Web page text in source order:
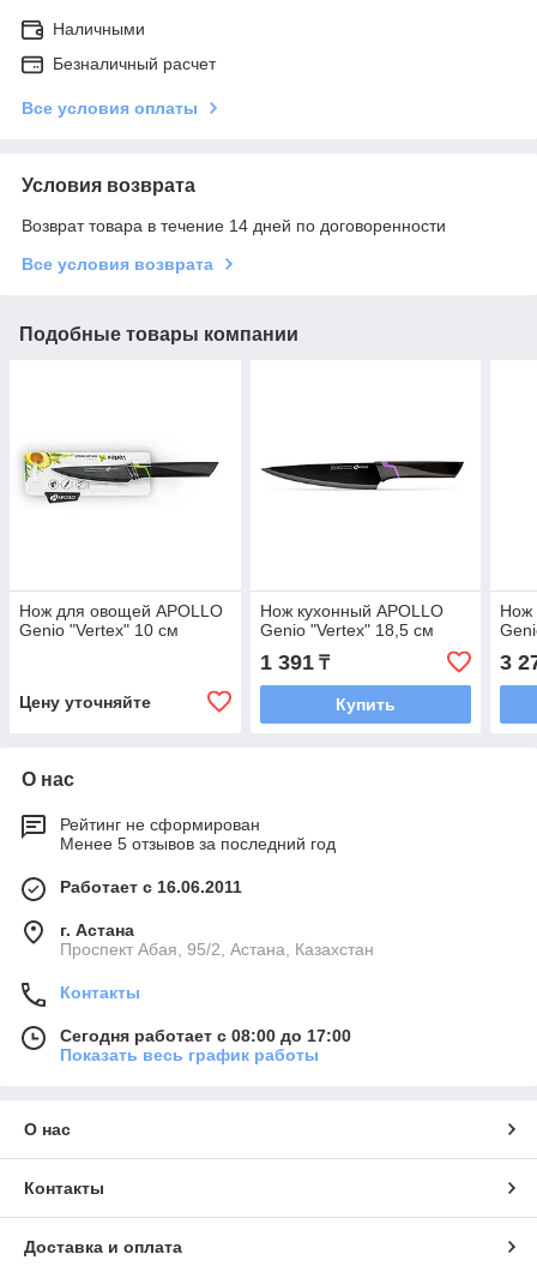
Наличными
Безналичный расчет
Все условия оплаты
Условия возврата
Возврат товара в течение 14 дней по договоренности
Все условия возврата
Подобные товары компании
Нож для овощей APOLLO
Genio "Vertex" 10 см
Цену уточняйте
Нож кухонный APOLLO
Genio "Vertex" 18,5 см
1 391₸
Купить
Нож
3
О нас
Рейтинг не сформирован
Менее 5 отзывов за последний год
Работает с 16.06.2011
г. Астана
​Проспект Абая, 95/2, Астана, Казахстан
Контакты
Сегодня работает с 08:00 до 17:00
Показать весь график работы
О нас
Контакты
Доставка и оплата